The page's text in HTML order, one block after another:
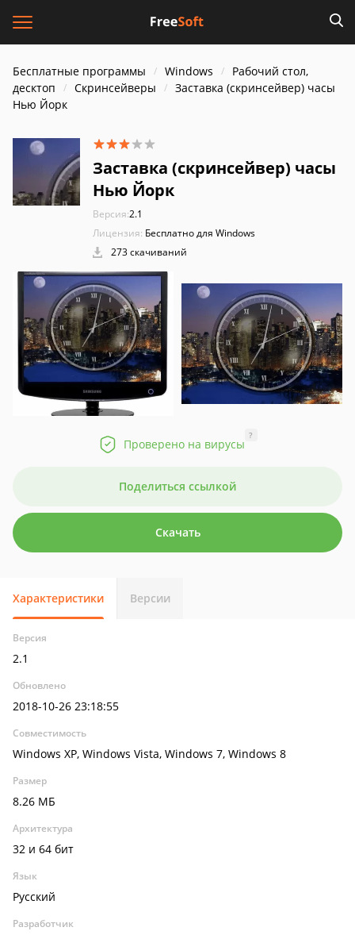
Бесплатные программы Windows
Рабочий стол,
десктоп
Скринсейверы
Заставка (скринсейвер) часы
Нью Йорк
Заставка (скринсейвер) часы
Нью Йорк
Версия:2.1
Лицензия: Бесплатно для Windows
273 скачиваний
Проверено на вирусы
?
Поделиться ссылкой
Скачать
Характеристики Версии
Версия
2.1
Обновлено
2018-10-26 23:18:55
Совместимость
Windows XP, Windows Vista, Windows 7, Windows 8
Размер
8.26 МБ
Архитектура
32 и 64 бит
Язык
Русский
Разработчик